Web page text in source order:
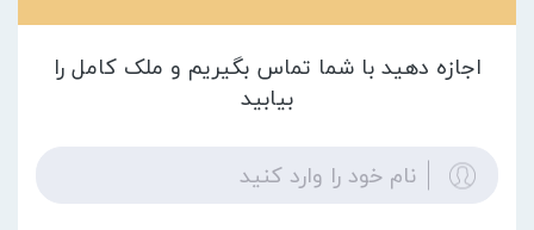
اجازه دهید با شما تماس بگیریم و ملک کامل را
بیابید